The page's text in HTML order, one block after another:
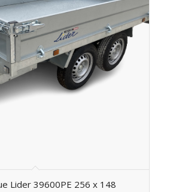
Lider 39600PE 256 x 148